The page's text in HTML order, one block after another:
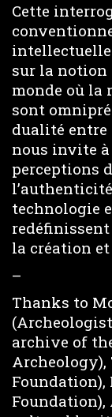
Cette
sur la notion
monde où
sont
dualité entre
nous invite
perceptions
technologie
la création
–
Thanks to
archive of
Foundation),
Foundation),